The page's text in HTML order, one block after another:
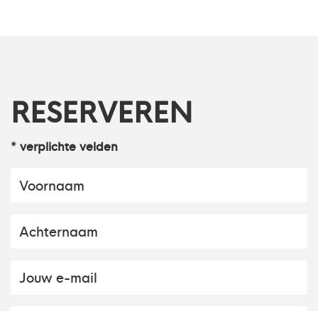
RESERVEREN
* verplichte velden